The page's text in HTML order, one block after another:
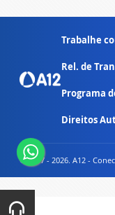
Trabalhe
Rel. de
Programa
Direitos
© 2007 - 2026. A12 -